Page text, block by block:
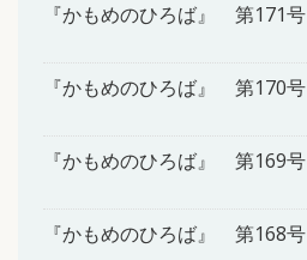
『かもめのひろば』 第171号
『かもめのひろば』 第170号
『かもめのひろば』 第169号
『かもめのひろば』 第168号